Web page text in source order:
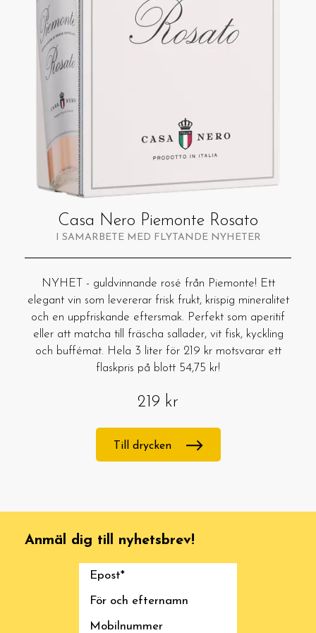
Casa Nero Piemonte Rosato
I SAMARBETE MED FLYTANDE NYHETER
NYHET - guldvinnande rosé från Piemonte! Ett
elegant vin som levererar frisk frukt, krispig mineralitet
och en uppfriskande eftersmak. Perfekt som aperitif
eller att matcha till fräscha sallader, vit fisk, kyckling
och buffémat. Hela 3 liter för 219 kr motsvarar ett
flaskpris på blott 54,75 kr!
219 kr
Till drycken
Anmäl dig till nyhetsbrev!